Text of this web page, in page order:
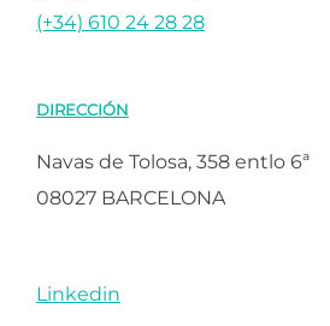
(+34) 610 24 28 28
DIRECCIÓN
Navas de Tolosa, 358 entlo 6ª
08027 BARCELONA
Linkedin